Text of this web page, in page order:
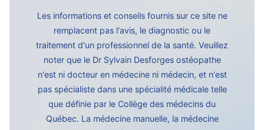
Les informations et conseils fournis sur ce site ne
remplacent pas l'avis, le diagnostic ou le
traitement d'un professionnel de la santé. Veuillez
noter que le Dr Sylvain Desforges ostéopathe
n'est ni docteur en médecine ni médecin, et n'est
pas spécialiste dans une spécialité médicale telle
que définie par le Collège des médecins du
Québec. La médecine manuelle, la médecine